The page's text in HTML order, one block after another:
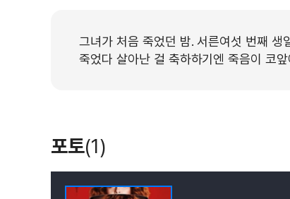
그녀가 처음 죽었던 밤. 서른여섯 번째 생
죽었다 살아난 걸 축하하기엔 죽음이 코
포토(1)